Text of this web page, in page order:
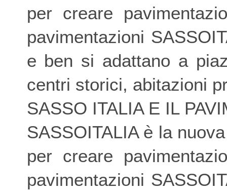
per creare
pavimentazioni
e ben si adattano a
centri storici, abitazioni
SASSO ITALIA E IL
SASSOITALIA è la
per creare
pavimentazioni